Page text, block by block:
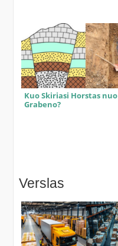
Kuo Skiriasi Horstas nuo
Grabeno?
Verslas